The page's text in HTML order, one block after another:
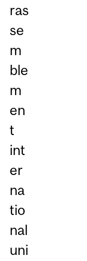
ras
se
m
ble
m
en
t
int
er
na
tio
nal
uni